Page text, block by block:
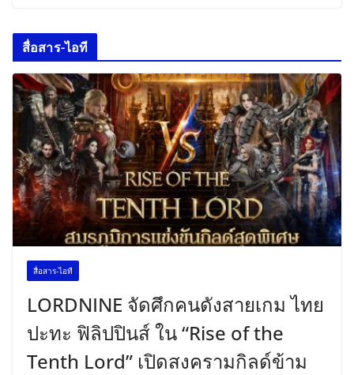
สื่อสาร-ไอที
สื่อสาร-ไอที
LORDNINE จัดศึกคนดังสายเกม ไทย
ปะทะ ฟิลิปปินส์ ใน “Rise of the
Tenth Lord” เปิดสงครามกิลด์ข้าม